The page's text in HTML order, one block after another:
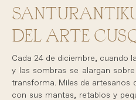
DEL ARTE
Cada 24 de diciembre, cuando
y las sombras se alargan
transforma. Miles de artesanos
con sus mantas, retablos y